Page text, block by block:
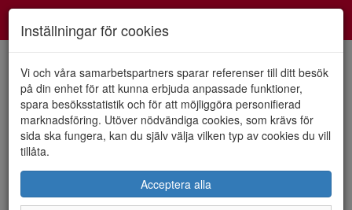
HEM SKECHERS
Inställningar för cookies
Vi och våra samarbetspartners sparar referenser till ditt besök
på din enhet för att kunna erbjuda anpassade funktioner,
spara besöksstatistik och för att möjliggöra personifierad
marknadsföring. Utöver nödvändiga cookies, som krävs för
sida ska fungera, kan du själv välja vilken typ av cookies du vill
tillåta.
Acceptera alla